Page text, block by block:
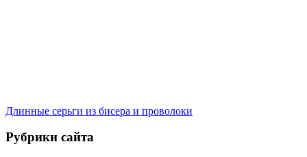
Длинные серьги из бисера и проволоки
Рубрики сайта